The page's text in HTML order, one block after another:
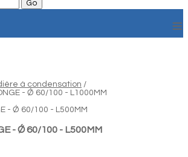
≡
à condensation /
- Ǿ 60/100 - L1000MM
- Ǿ 60/100 - L500MM